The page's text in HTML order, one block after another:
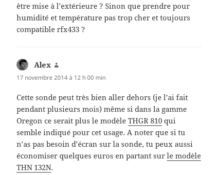
être mise à l’extérieure ? Sinon que prendre pour
humidité et température pas trop cher et toujours
compatible rfx433 ?
Alex
17 novembre 2014 à 12 h 00 min
Cette sonde peut très bien aller dehors (je l’ai fait
pendant plusieurs mois) même si dans la gamme
Oregon ce serait plus le modèleTHGR 810 qui
semble indiqué pour cet usage. A noter que si tu
n’as pas besoin d’écran sur la sonde, tu peux aussi
économiser quelques euros en partant surle modèle
THN 132N.